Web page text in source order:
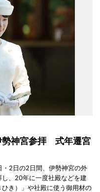
勢神宮参拝 式年遷宮
・2日の2日間、伊勢神宮の外
、20年に一度社殿などを建
き）」や社殿に使う御用材の